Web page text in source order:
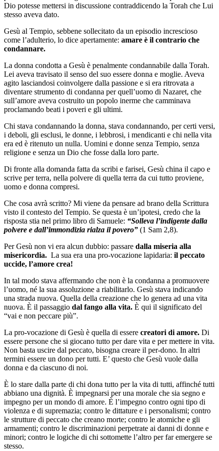
Dio potesse mettersi in discussione contraddicendo la Torah che Lui
stesso aveva dato.
Gesù al Tempio, sebbene sollecitato da un episodio increscioso
come l’adulterio, lo dice apertamente: amare è il contrario che
condannare.
La donna condotta a Gesù è penalmente condannabile dalla Torah.
Lei aveva travisato il senso del suo essere donna e moglie. Aveva
agito lasciandosi coinvolgere dalla passione e si era ritrovata a
diventare strumento di condanna per quell’uomo di Nazaret, che
sull’amore aveva costruito un popolo inerme che camminava
proclamando beati i poveri e gli ultimi.
Chi stava condannando la donna, stava condannando, per certi versi,
i deboli, gli esclusi, le donne, i lebbrosi, i mendicanti e chi nella vita
era ed è ritenuto un nulla. Uomini e donne senza Tempio, senza
religione e senza un Dio che fosse dalla loro parte.
Di fronte alla domanda fatta da scribi e farisei, Gesù china il capo e
scrive per terra, nella polvere di quella terra da cui tutto proviene,
uomo e donna compresi.
Che cosa avrà scritto? Mi viene da pensare ad brano della Scrittura
visto il contesto del Tempio. Se questa è un’ipotesi, credo che la
risposta stia nel primo libro di Samuele: “Solleva l’indigente dalla
polvere e dall’immondizia rialza il povero” (1 Sam 2,8).
Per Gesù non vi era alcun dubbio: passare dalla miseria alla
misericordia. La sua era una pro-vocazione lapidaria: il peccato
uccide, l’amore crea!
In tal modo stava affermando che non è la condanna a promuovere
l’uomo, né la sua assoluzione a riabilitarlo. Gesù stava indicando
una strada nuova. Quella della creazione che lo genera ad una vita
nuova. È il passaggio dal fango alla vita. È qui il significato del
“vai e non peccare più”.
La pro-vocazione di Gesù è quella di essere creatori di amore. Di
essere persone che si giocano tutto per dare vita e per mettere in vita.
Non basta uscire dal peccato, bisogna creare il per-dono. In altri
termini essere un dono per tutti. E’ questo che Gesù vuole dalla
donna e da ciascuno di noi.
È lo stare dalla parte di chi dona tutto per la vita di tutti, affinché tutti
abbiano una dignità. È impegnarsi per una morale che sia segno e
impegno per un mondo di amore. È l’impegno contro ogni tipo di
violenza e di supremazia; contro le dittature e i personalismi; contro
le strutture di peccato che creano morte; contro le atomiche e gli
armamenti; contro le discriminazioni perpetrate ai danni di donne e
minori; contro le logiche di chi sottomette l’altro per far emergere se
stesso.